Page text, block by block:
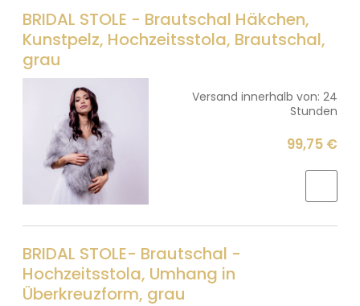
BRIDAL STOLE - Brautschal Häkchen,
Kunstpelz, Hochzeitsstola, Brautschal,
grau
Versand innerhalb von: 24
Stunden
99,75 €
BRIDAL STOLE- Brautschal -
Hochzeitsstola, Umhang in
Überkreuzform, grau